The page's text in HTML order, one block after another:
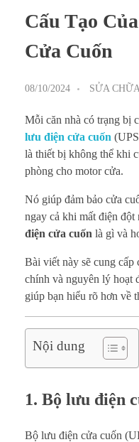
Cấu Tạo
Cửa Cuốn
08/10/2024 SỬA
Mỗi căn nhà có trạng bị
lưu điện cửa cuốn
là thiết bị không thể khi
phòng cho motor cửa.
Nó giúp đảm bảo cửa
ngay cả khi mất điện đột
điện cửa cuốn là gì và
Bài viết này sẽ cung cấp
chính và nguyên lý hoạt
giúp bạn hiểu rõ hơn về
Nội dung
1. Bộ lưu điện
Bộ lưu điện cửa cuốn